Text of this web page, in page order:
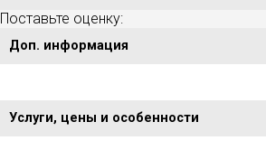
Поставьте оценку:
Доп. информация
Услуги, цены и особенности